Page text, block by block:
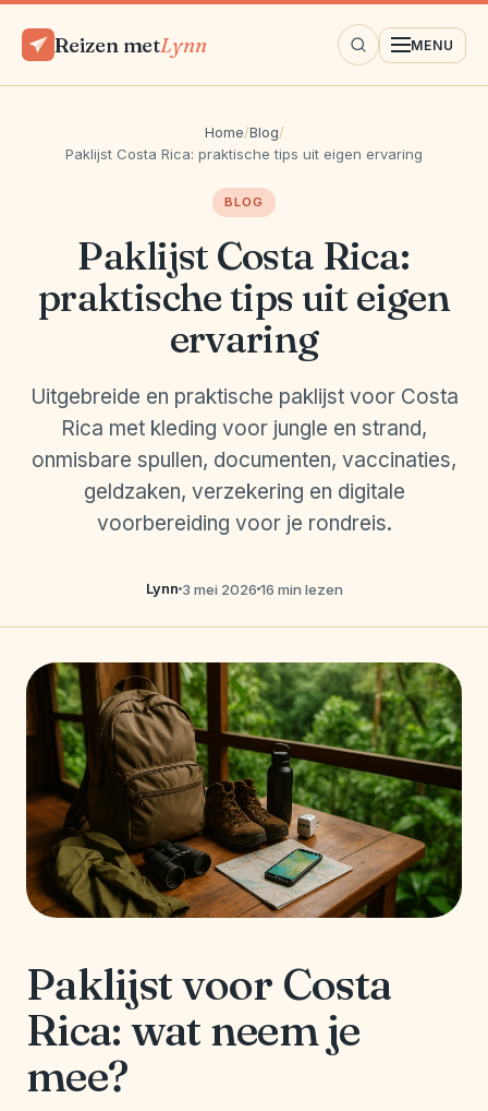
Reizen metLynn MENU
Home/Blog/
Paklijst Costa Rica: praktische tips uit eigen ervaring
BLOG
Paklijst Costa Rica:
praktische tips uit eigen
ervaring
Uitgebreide en praktische paklijst voor Costa
Rica met kleding voor jungle en strand,
onmisbare spullen, documenten, vaccinaties,
geldzaken, verzekering en digitale
voorbereiding voor je rondreis.
Lynn 3 mei 2026 16 min lezen
Paklijst voor Costa
Rica: wat neem je
mee?